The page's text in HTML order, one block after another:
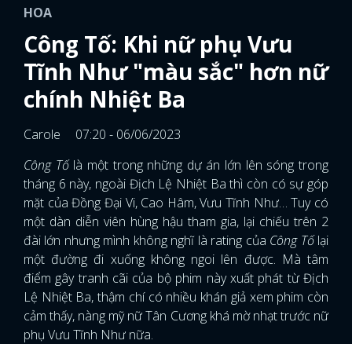
HOA
Công Tố: Khi nữ phụ Vưu
Tĩnh Như "màu sắc" hơn nữ
chính Nhiệt Ba
Carole
07:20 - 06/06/2023
Công Tốlà một trong những dự án lớn lên sóng trong
tháng 6 này, ngoài Địch Lệ Nhiệt Ba thì còn có sự góp
mặt của Đồng Đại Vi, Cao Hâm, Vưu Tĩnh Như… Tuy có
một dàn diễn viên hùng hậu tham gia, lại chiếu trên 2
đài lớn nhưng mình không nghĩ là rating của Công Tốlại
một đường đi xuống không ngoi lên được. Mà tâm
điểm gây tranh cãi của bộ phim này xuất phát từ Địch
Lệ Nhiệt Ba, thậm chí có nhiều khán giả xem phim còn
cảm thấy, nàng mỹ nữ Tân Cương khá mờ nhạt trước nữ
phụ Vưu Tĩnh Như nữa.